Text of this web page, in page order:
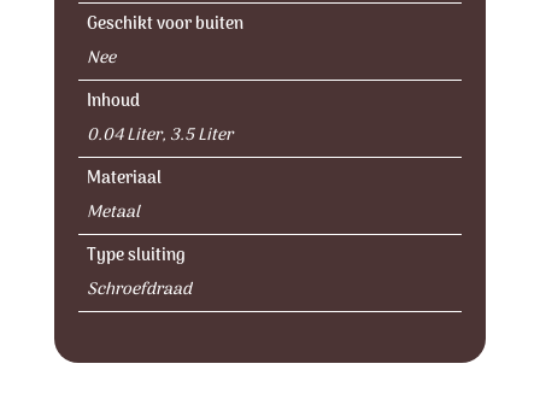
Geschikt voor buiten
Nee
Inhoud
0.04 Liter, 3.5 Liter
Materiaal
Metaal
Type sluiting
Schroefdraad